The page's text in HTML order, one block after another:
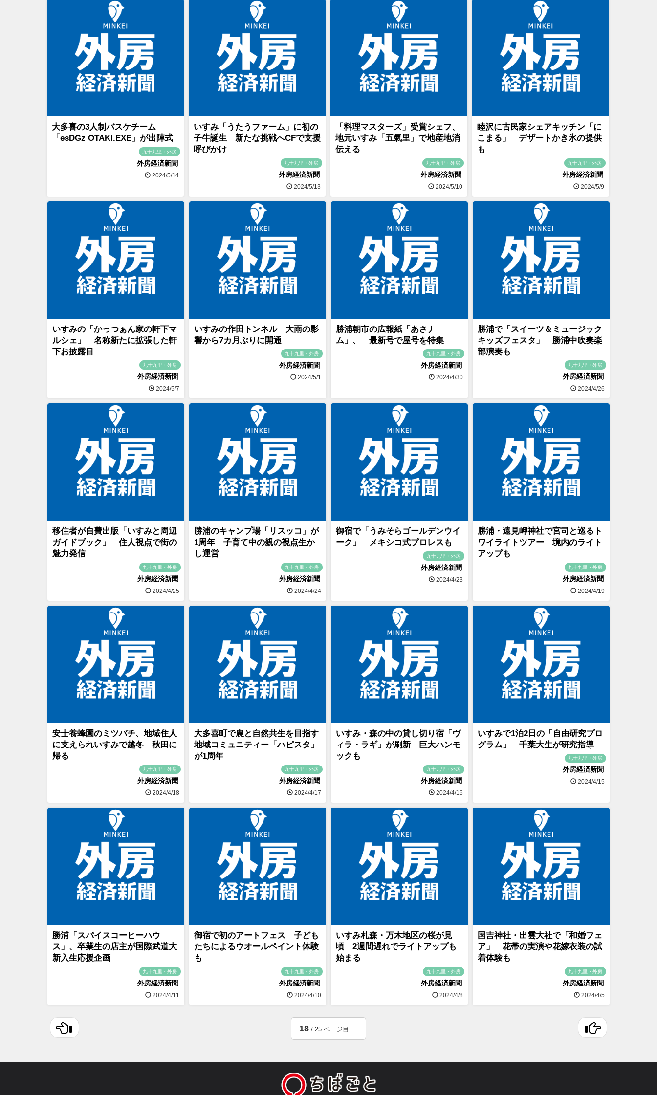
大多喜の3人制バスケチーム
「esDGz OTAKI.EXE」が出陣式
九十九里・外房
外房経済新聞
2024/5/14
いすみ「うたうファーム」に初の
子牛誕生 新たな挑戦へCFで支援
呼びかけ
九十九里・外房
外房経済新聞
2024/5/13
「料理マスターズ」受賞シェフ、
地元いすみ「五氣里」で地産地消
伝える
九十九里・外房
外房経済新聞
2024/5/10
睦沢に古民家シェアキッチン「に
こまる」 デザートかき氷の提供
も
九十九里・外房
外房経済新聞
2024/5/9
いすみの「かっつぁん家の軒下マ
ルシェ」 名称新たに拡張した軒
下お披露目
九十九里・外房
外房経済新聞
2024/5/7
いすみの作田トンネル 大雨の影
響から7カ月ぶりに開通
九十九里・外房
外房経済新聞
2024/5/1
勝浦朝市の広報紙「あさナ
ム」、 最新号で屋号を特集
九十九里・外房
外房経済新聞
2024/4/30
勝浦で「スイーツ＆ミュージック
キッズフェスタ」 勝浦中吹奏楽
部演奏も
九十九里・外房
外房経済新聞
2024/4/26
移住者が自費出版「いすみと周辺
ガイドブック」 住人視点で街の
魅力発信
九十九里・外房
外房経済新聞
2024/4/25
勝浦のキャンプ場「リスッコ」が
1周年 子育て中の親の視点生か
し運営
九十九里・外房
外房経済新聞
2024/4/24
御宿で「うみそらゴールデンウイ
ーク」 メキシコ式プロレスも
九十九里・外房
外房経済新聞
2024/4/23
勝浦・遠見岬神社で宮司と巡るト
ワイライトツアー 境内のライト
アップも
九十九里・外房
外房経済新聞
2024/4/19
安士養蜂園のミツバチ、地域住人
に支えられいすみで越冬 秋田に
帰る
九十九里・外房
外房経済新聞
2024/4/18
大多喜町で農と自然共生を目指す
地域コミュニティー「ハピスタ」
が1周年
九十九里・外房
外房経済新聞
2024/4/17
いすみ・森の中の貸し切り宿「ヴ
ィラ・ラギ」が刷新 巨大ハンモ
ックも
九十九里・外房
外房経済新聞
2024/4/16
いすみで1泊2日の「自由研究プロ
グラム」 千葉大生が研究指導
九十九里・外房
外房経済新聞
2024/4/15
勝浦「スパイスコーヒーハウ
ス」、卒業生の店主が国際武道大
新入生応援企画
九十九里・外房
外房経済新聞
2024/4/11
御宿で初のアートフェス 子ども
たちによるウオールペイント体験
も
九十九里・外房
外房経済新聞
2024/4/10
いすみ札森・万木地区の桜が見
頃 2週間遅れでライトアップも
始まる
九十九里・外房
外房経済新聞
2024/4/8
国吉神社・出雲大社で「和婚フェ
ア」 花帯の実演や花嫁衣装の試
着体験も
九十九里・外房
外房経済新聞
2024/4/5
18 / 25 ページ目